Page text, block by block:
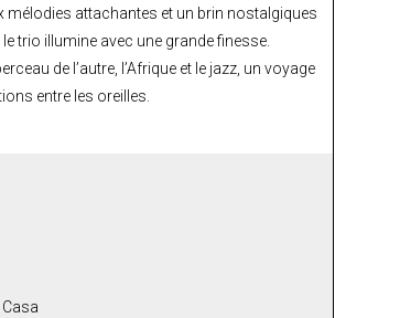
mélodies attachantes et un brin nostalgiques
trio illumine avec une grande finesse.
de l’autre, l’Afrique et le jazz, un voyage
entre les oreilles.